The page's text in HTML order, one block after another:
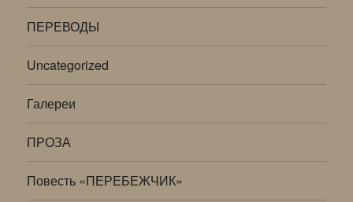
ПЕРЕВОДЫ
Uncategorized
Галереи
ПРОЗА
Повесть «ПЕРЕБЕЖЧИК»